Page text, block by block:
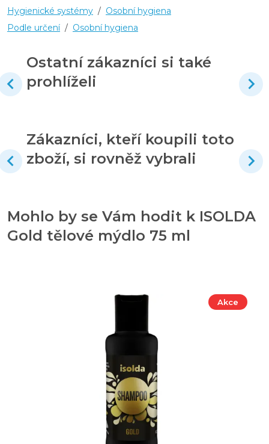
Hygienické systémy / Osobní hygiena
Podle určení / Osobní hygiena
Ostatní zákazníci si také
prohlíželi
Zákazníci, kteří koupili toto
zboží, si rovněž vybrali
Mohlo by se Vám hodit k ISOLDA
Gold tělové mýdlo 75 ml
Akce